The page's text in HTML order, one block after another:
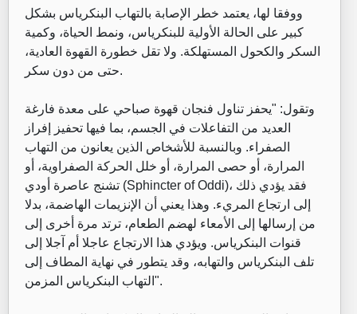
ووفقا لها، يعتمد خطر الإصابة بالتهاب البنكرياس بشكل
كبير على الحالة الأولية للبنكرياس، ونمط الحياة، وكمية
السكر والكحول المستهلكة. ولا تقل خطورة القهوة العادية،
حتى من دون سكر.
وتقول: "يحفز تناول فنجان قهوة صباحي على معدة فارغة
العديد من التفاعلات في الجسم، بما فيها تحفيز إفراز
الصفراء. وبالنسبة للأشخاص الذين يعانون من التهاب
المرارة، أو حصى المرارة، أو خلل الحركة الصفراوية، أو
تشنج عاصرة أودي (Sphincter of Oddi)، فقد يؤدي ذلك
إلى ارتجاع المريء. وهذا يعني أن الإنزيمات الهاضمة، بدلا
من إرسالها إلى الأمعاء لهضم الطعام، ترتد مرة أخرى إلى
قنوات البنكرياس. ويؤدي هذا الارتجاع عاجلا أم آجلا إلى
تلف البنكرياس والتهابه، وقد يتطور في نهاية المطاف إلى
التهاب البنكرياس المزمن".